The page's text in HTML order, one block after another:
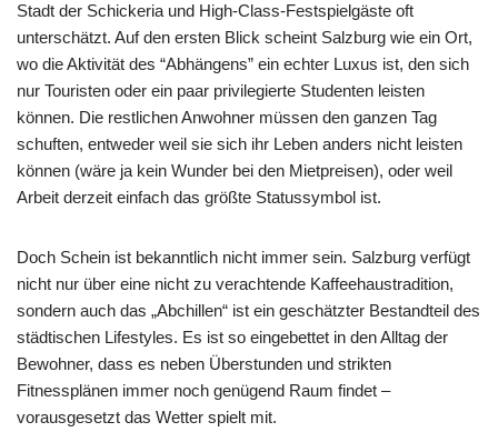
Stadt der Schickeria und High-Class-Festspielgäste oft
unterschätzt. Auf den ersten Blick scheint Salzburg wie ein Ort,
wo die Aktivität des “Abhängens” ein echter Luxus ist, den sich
nur Touristen oder ein paar privilegierte Studenten leisten
können. Die restlichen Anwohner müssen den ganzen Tag
schuften, entweder weil sie sich ihr Leben anders nicht leisten
können (wäre ja kein Wunder bei den Mietpreisen), oder weil
Arbeit derzeit einfach das größte Statussymbol ist.
Doch Schein ist bekanntlich nicht immer sein. Salzburg verfügt
nicht nur über eine nicht zu verachtende Kaffeehaustradition,
sondern auch das „Abchillen“ ist ein geschätzter Bestandteil des
städtischen Lifestyles. Es ist so eingebettet in den Alltag der
Bewohner, dass es neben Überstunden und strikten
Fitnessplänen immer noch genügend Raum findet –
vorausgesetzt das Wetter spielt mit.